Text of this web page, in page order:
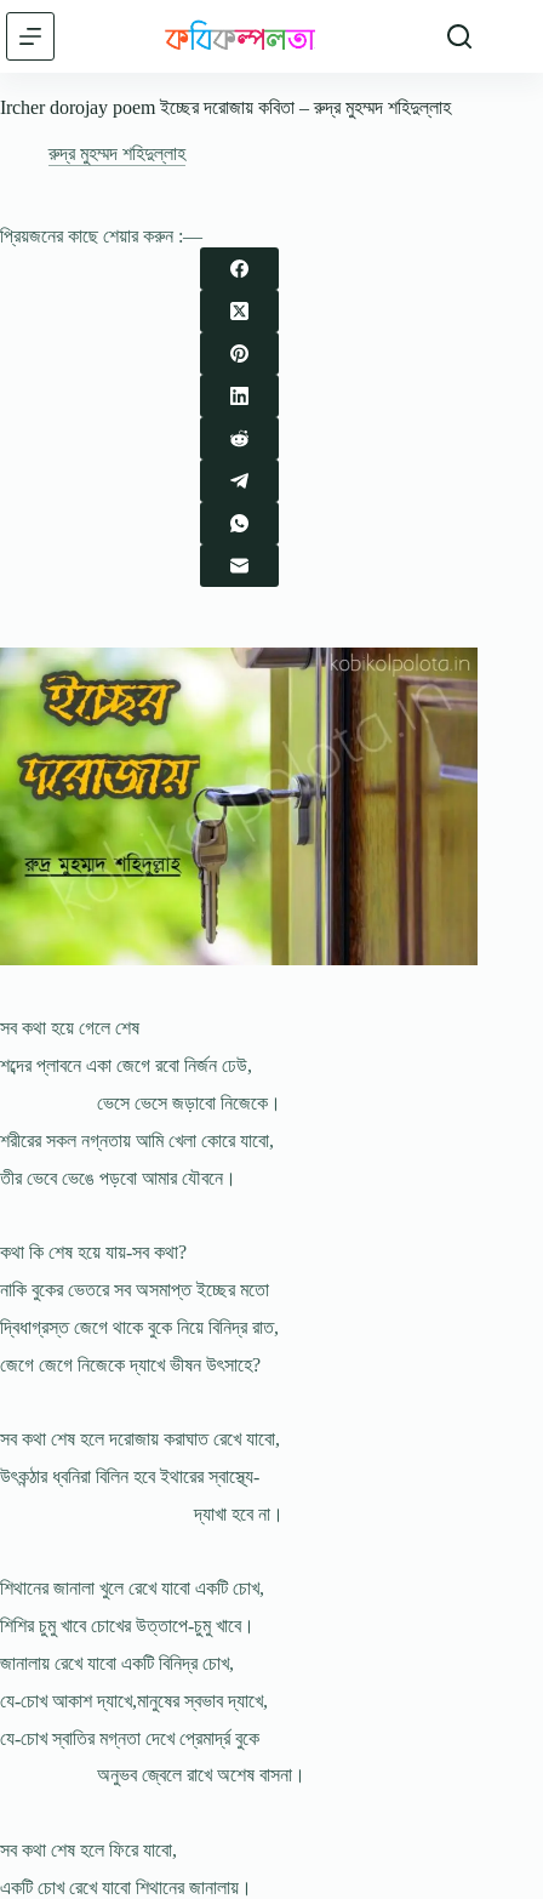
Skip
content
Ircher dorojay poem ইচ্ছের দরোজায় কবিতা – রুদ্র মুহম্মদ শহিদুল্লাহ
রুদ্র মুহম্মদ শহিদুল্লাহ
প্রিয়জনের কাছে শেয়ার করুন :—
সব কথা হয়ে গেলে শেষ
শব্দের প্লাবনে একা জেগে রবো নির্জন ঢেউ,
ভেসে ভেসে জড়াবো নিজেকে।
শরীরের সকল নগ্নতায় আমি খেলা কোরে যাবো,
তীর ভেবে ভেঙে পড়বো আমার যৌবনে।
কথা কি শেষ হয়ে যায়-সব কথা?
নাকি বুকের ভেতরে সব অসমাপ্ত ইচ্ছের মতো
দ্বিধাগ্রস্ত জেগে থাকে বুকে নিয়ে বিনিদ্র রাত,
জেগে জেগে নিজেকে দ্যাখে ভীষন উৎসাহে?
সব কথা শেষ হলে দরোজায় করাঘাত রেখে যাবো,
উৎকন্ঠার ধ্বনিরা বিলিন হবে ইথারের স্বাস্থ্যে-
দ্যাখা হবে না।
শিথানের জানালা খুলে রেখে যাবো একটি চোখ,
শিশির চুমু খাবে চোখের উত্তাপে-চুমু খাবে।
জানালায় রেখে যাবো একটি বিনিদ্র চোখ,
যে-চোখ আকাশ দ্যাখে,মানুষের স্বভাব দ্যাখে,
যে-চোখ স্বাতির মগ্নতা দেখে প্রেমার্দ্র বুকে
অনুভব জ্বেলে রাখে অশেষ বাসনা।
সব কথা শেষ হলে ফিরে যাবো,
একটি চোখ রেখে যাবো শিথানের জানালায়।